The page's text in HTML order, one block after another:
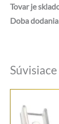
Tovar je
Doba